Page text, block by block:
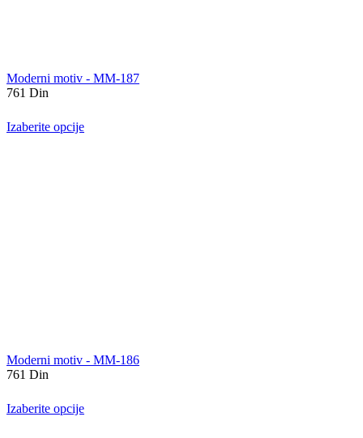
Moderni motiv - MM-187
761 Din
Izaberite opcije
Moderni motiv - MM-186
761 Din
Izaberite opcije